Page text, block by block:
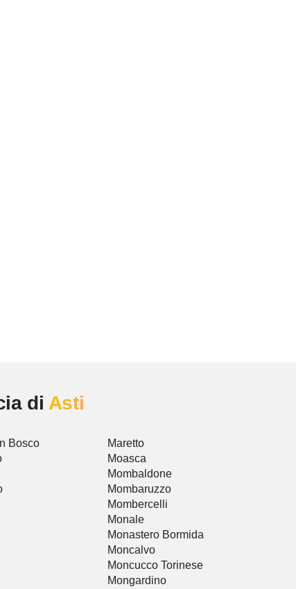
di Asti
Bosco
Maretto
Moasca
Mombaldone
Mombaruzzo
Mombercelli
Monale
Monastero Bormida
Moncalvo
Moncucco Torinese
Mongardino